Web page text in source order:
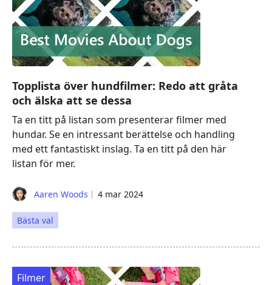
Topplista över hundfilmer: Redo att gråta
och älska att se dessa
Ta en titt på listan som presenterar filmer med
hundar. Se en intressant berättelse och handling
med ett fantastiskt inslag. Ta en titt på den här
listan för mer.
Aaren Woods 4 mar 2024
Bästa val
Filmer